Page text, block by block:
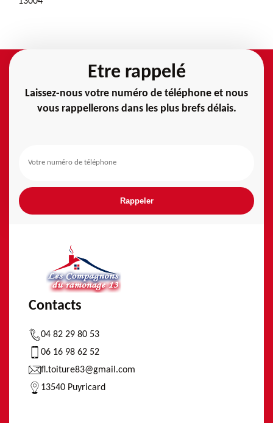
Etre rappelé
Laissez-nous votre numéro de téléphone et nous
vous rappellerons dans les plus brefs délais.
Contacts
04 82 29 80 53
06 16 98 62 52
fl.toiture83@gmail.com
13540 Puyricard